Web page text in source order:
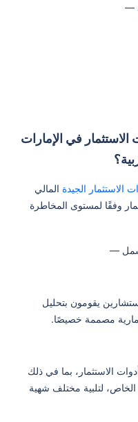
—
في الإمارات
الاستثمار الجيدة المالي
وفقًا لمستوى المخاطرة
تشمل —
يقومون بتحليل
مصممة خصيصًا.
الاستثمار، بما في ذلك
لتلبية مختلف شهية